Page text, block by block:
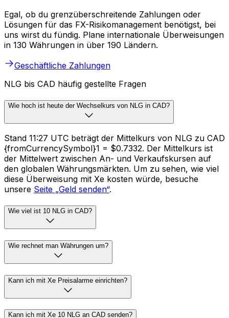
Egal, ob du grenzüberschreitende Zahlungen oder
Lösungen für das FX-Risikomanagement benötigst, bei
uns wirst du fündig. Plane internationale Überweisungen
in 130 Währungen in über 190 Ländern.
Geschäftliche Zahlungen
NLG bis CAD häufig gestellte Fragen
Wie hoch ist heute der Wechselkurs von NLG in CAD?
Stand 11:27 UTC beträgt der Mittelkurs von NLG zu CAD
{fromCurrencySymbol}1 = $0.7332. Der Mittelkurs ist
der Mittelwert zwischen An- und Verkaufskursen auf
den globalen Währungsmärkten. Um zu sehen, wie viel
diese Überweisung mit Xe kosten würde, besuche
unsere Seite „Geld senden“.
Wie viel ist 10 NLG in CAD?
Wie rechnet man Währungen um?
Kann ich mit Xe Preisalarme einrichten?
Kann ich mit Xe 10 NLG an CAD senden?